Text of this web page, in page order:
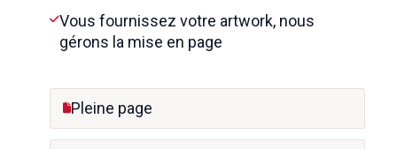
Vous fournissez votre artwork, nous
gérons la mise en page
Pleine page